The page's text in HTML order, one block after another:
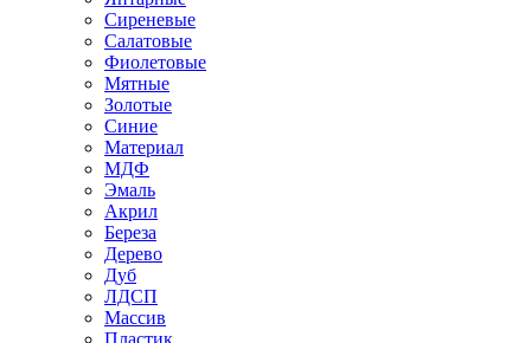
Сиреневые
Салатовые
Фиолетовые
Мятные
Золотые
Синие
Материал
МДФ
Эмаль
Акрил
Береза
Дерево
Дуб
ЛДСП
Массив
Пластик